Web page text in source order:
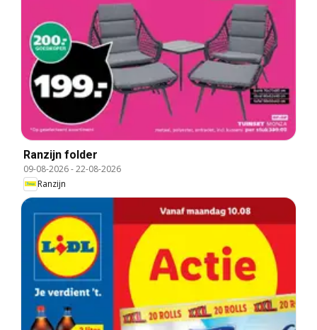
Ranzijn folder
09-08-2026-22-08-2026
Ranzijn